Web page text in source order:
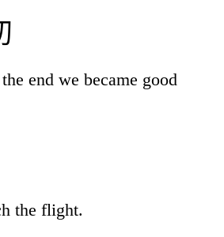
end we became good
the flight.